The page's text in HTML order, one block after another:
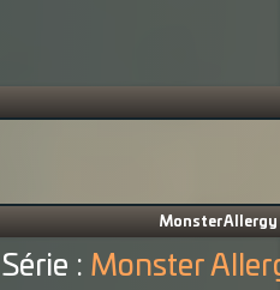
Monster Allergy
Série : Monster